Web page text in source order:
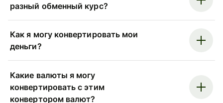
разный обменный курс?
Как я могу конвертировать мои
деньги?
Какие валюты я могу
конвертировать с этим
конвертором валют?